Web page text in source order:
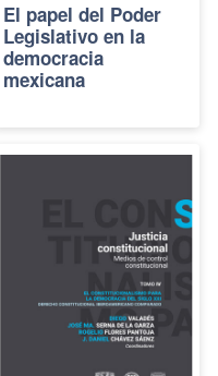
El papel del Poder
Legislativo en la
democracia
mexicana